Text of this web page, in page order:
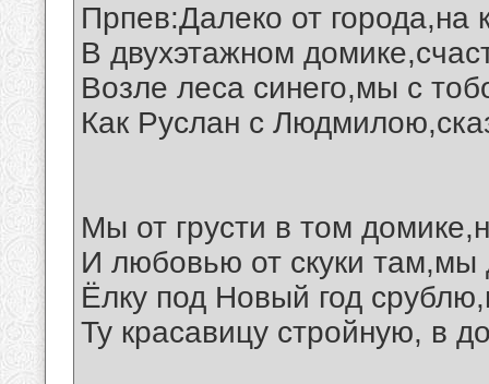
Прпев:Далеко от города,на
В двухэтажном
Возле леса синего,мы с
Как Руслан с
Мы от грусти в том
И любовью от скуки там,мы
Ёлку под Новый год
Ту красавицу стройную, в